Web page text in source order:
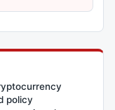
policy